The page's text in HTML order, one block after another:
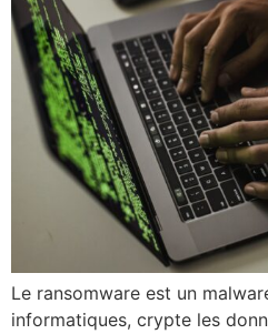
Le ransomware est un
informatiques, crypte les